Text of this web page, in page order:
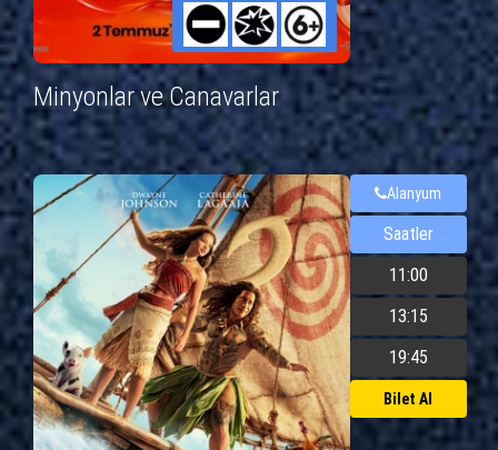
Minyonlar ve Canavarlar
Alanyum
Saatler
11:00
13:15
19:45
Bilet Al